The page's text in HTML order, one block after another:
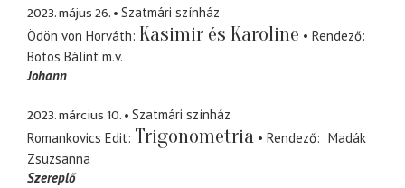
2023. május 26.
Szatmári színház
Ödön von Horváth Kasimir és Karoline
Rendező
Botos Bálint m.v.
Johann
2023. március 10.
Szatmári színház
Romankovics Edit Trigonometria Rendező
Madák
Zsuzsanna
Szereplő